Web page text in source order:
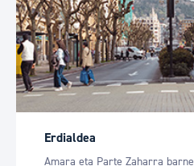
Erdialdea
Amara eta Parte Zaharra barne